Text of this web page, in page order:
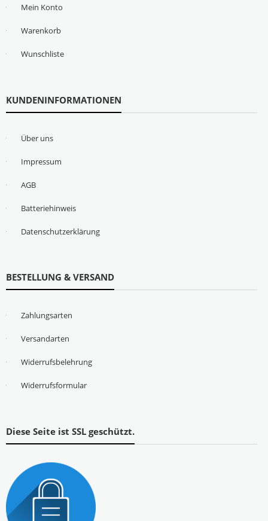
Mein Konto
Warenkorb
Wunschliste
KUNDENINFORMATIONEN
Über uns
Impressum
AGB
Batteriehinweis
Datenschutzerklärung
BESTELLUNG & VERSAND
Zahlungsarten
Versandarten
Widerrufsbelehrung
Widerrufsformular
Diese Seite ist SSL geschützt.